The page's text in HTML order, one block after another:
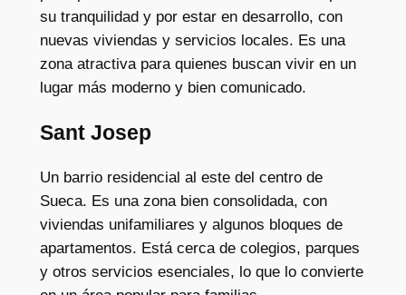
su tranquilidad y por estar en desarrollo, con
nuevas viviendas y servicios locales. Es una
zona atractiva para quienes buscan vivir en un
lugar más moderno y bien comunicado.
Sant Josep
Un barrio residencial al este del centro de
Sueca. Es una zona bien consolidada, con
viviendas unifamiliares y algunos bloques de
apartamentos. Está cerca de colegios, parques
y otros servicios esenciales, lo que lo convierte